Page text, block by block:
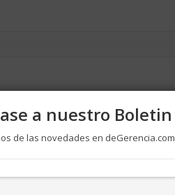
vez que comente.
a nuestro Boletin
de las novedades en deGerencia.com